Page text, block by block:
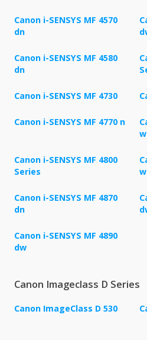
Canon i-SENSYS MF 4570
dn
Canon i-SENSYS MF 4580
dn
Canon i-SENSYS MF 4730
Canon i-SENSYS MF 4770 n
w
Canon i-SENSYS MF 4800
Series
w
Canon i-SENSYS MF 4870
dn
Canon i-SENSYS MF 4890
dw
Canon Imageclass D Series
Canon ImageClass D 530